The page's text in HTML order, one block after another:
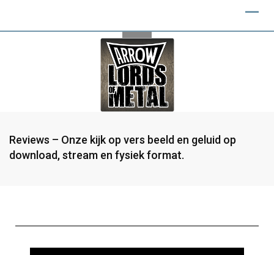
Reviews – Onze kijk op vers beeld en geluid op
download, stream en fysiek format.